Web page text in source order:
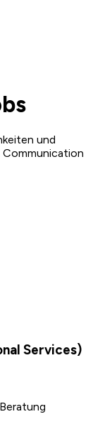
und
Services)
Beratung